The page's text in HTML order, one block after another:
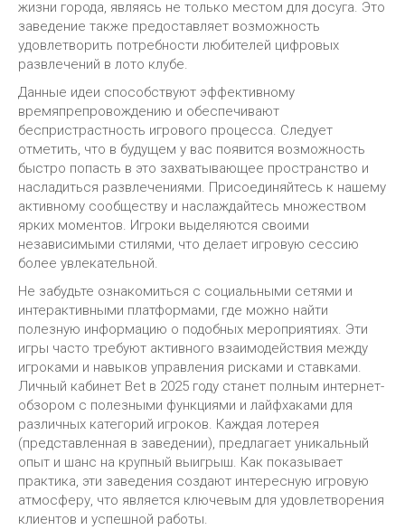
жизни города, являясь не только местом для досуга. Это
заведение также предоставляет возможность
удовлетворить потребности любителей цифровых
развлечений в лото клубе.
Данные идеи способствуют эффективному
времяпрепровождению и обеспечивают
беспристрастность игрового процесса. Следует
отметить, что в будущем у вас появится возможность
быстро попасть в это захватывающее пространство и
насладиться развлечениями. Присоединяйтесь к нашему
активному сообществу и наслаждайтесь множеством
ярких моментов. Игроки выделяются своими
независимыми стилями, что делает игровую сессию
более увлекательной.
Не забудьте ознакомиться с социальными сетями и
интерактивными платформами, где можно найти
полезную информацию о подобных мероприятиях. Эти
игры часто требуют активного взаимодействия между
игроками и навыков управления рисками и ставками.
Личный кабинет Bet в 2025 году станет полным интернет-
обзором с полезными функциями и лайфхаками для
различных категорий игроков. Каждая лотерея
(представленная в заведении), предлагает уникальный
опыт и шанс на крупный выигрыш. Как показывает
практика, эти заведения создают интересную игровую
атмосферу, что является ключевым для удовлетворения
клиентов и успешной работы.